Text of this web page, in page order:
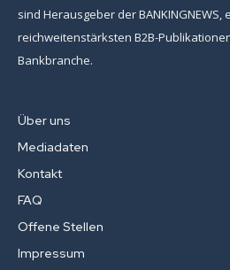
sind Herausgeber der BANKINGNEWS,
reichweitenstärksten B2B-
Bankbranche.
Über uns
Mediadaten
Kontakt
FAQ
Offene Stellen
Impressum